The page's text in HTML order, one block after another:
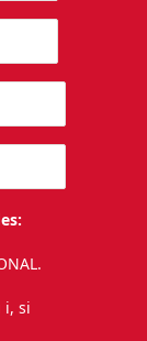
i, si